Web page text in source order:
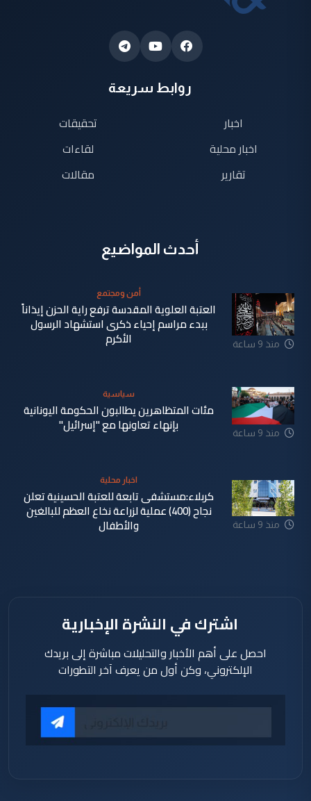
روابط سريعة
اخبار
اخبار محلية
تقارير
تحقيقات
لقاءات
مقالات
أحدث المواضيع
منذ 9 ساعة
أمن ومجتمع
العتبة العلوية المقدسة ترفع راية الحزن إيذاناً
ببدء مراسم إحياء ذكرى استشهاد الرسول
الأكرم
منذ 9 ساعة
سياسية
مئات المتظاهرين يطالبون الحكومة اليونانية
بإنهاء تعاونها مع "إسرائيل"
منذ 9 ساعة
اخبار محلية
كربلاء:مستشفى تابعة للعتبة الحسينية تعلن
نجاح (400) عملية لزراعة نخاع العظم للبالغين
والأطفال
اشترك في النشرة الإخبارية
احصل على أهم الأخبار والتحليلات مباشرة إلى بريدك
الإلكتروني، وكن أول من يعرف آخر التطورات